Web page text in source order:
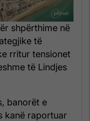
shpërthime në
të
rritur tensionet
të Lindjes
banorët e
kanë raportuar